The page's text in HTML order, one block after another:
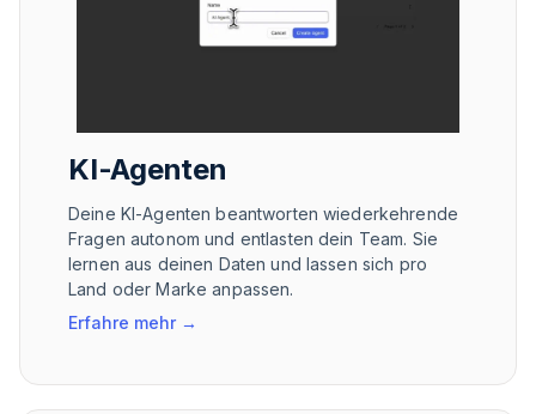
KI-Agenten
Deine KI-Agenten beantworten wiederkehrende
Fragen autonom und entlasten dein Team. Sie
lernen aus deinen Daten und lassen sich pro
Land oder Marke anpassen.
Erfahre mehr→